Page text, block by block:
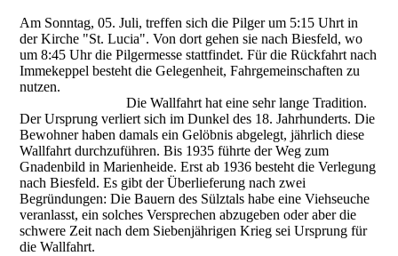
Am Sonntag, 05. Juli, treffen sich die Pilger um 5:15 Uhrt in
der Kirche "St. Lucia". Von dort gehen sie nach Biesfeld, wo
um 8:45 Uhr die Pilgermesse stattfindet. Für die Rückfahrt nach
Immekeppel besteht die Gelegenheit, Fahrgemeinschaften zu
nutzen.
Die Wallfahrt hat eine sehr lange Tradition.
Der Ursprung verliert sich im Dunkel des 18. Jahrhunderts. Die
Bewohner haben damals ein Gelöbnis abgelegt, jährlich diese
Wallfahrt durchzuführen. Bis 1935 führte der Weg zum
Gnadenbild in Marienheide. Erst ab 1936 besteht die Verlegung
nach Biesfeld. Es gibt der Überlieferung nach zwei
Begründungen: Die Bauern des Sülztals habe eine Viehseuche
veranlasst, ein solches Versprechen abzugeben oder aber die
schwere Zeit nach dem Siebenjährigen Krieg sei Ursprung für
die Wallfahrt.